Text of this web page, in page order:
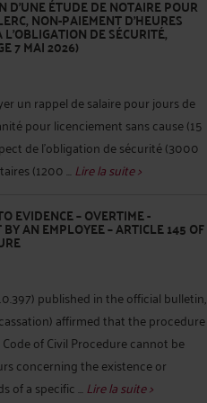
D’UNE ÉTUDE DE NOTAIRE POUR
NON-PAIEMENT D’HEURES
DE SÉCURITÉ,
7 MAI 2026)
un rappel de salaire pour jours de
pour licenciement sans cause (15
de l’obligation de sécurité (3000
(1200 ...Lire la suite >
EVIDENCE – OVERTIME -
AN EMPLOYEE – ARTICLE 145 OF
published in the official bulletin,
affirmed that the procedure
of Civil Procedure cannot be
concerning the existence or
of a specific ...Lire la suite >